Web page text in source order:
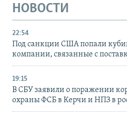
НОВОСТИ
22:54
Под санкции США попали
компании, связанные с
19:15
В СБУ заявили о поражении
охраны ФСБ в Керчи и НПЗ в